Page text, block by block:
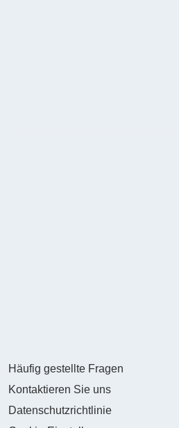
Häufig gestellte Fragen
Kontaktieren Sie uns
Datenschutzrichtlinie